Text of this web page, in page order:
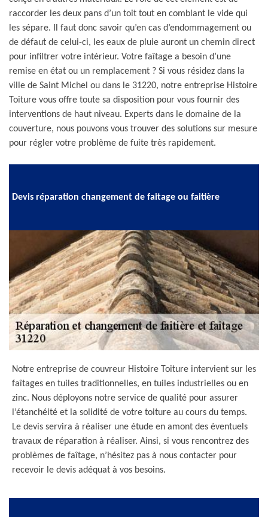
raccorder les deux pans d’un toit tout en comblant le vide qui
les sépare. Il faut donc savoir qu’en cas d’endommagement ou
de défaut de celui-ci, les eaux de pluie auront un chemin direct
pour infiltrer votre intérieur. Votre faîtage a besoin d’une
remise en état ou un remplacement ? Si vous résidez dans la
ville de Saint Michel ou dans le 31220, notre entreprise Histoire
Toiture vous offre toute sa disposition pour vous fournir des
interventions de haut niveau. Experts dans le domaine de la
couverture, nous pouvons vous trouver des solutions sur mesure
pour régler votre problème de fuite très rapidement.
Devis réparation changement de faitage ou faitière
Notre entreprise de couvreur Histoire Toiture intervient sur les
faîtages en tuiles traditionnelles, en tuiles industrielles ou en
zinc. Nous déployons notre service de qualité pour assurer
l’étanchéité et la solidité de votre toiture au cours du temps.
Le devis servira à réaliser une étude en amont des éventuels
travaux de réparation à réaliser. Ainsi, si vous rencontrez des
problèmes de faîtage, n’hésitez pas à nous contacter pour
recevoir le devis adéquat à vos besoins.